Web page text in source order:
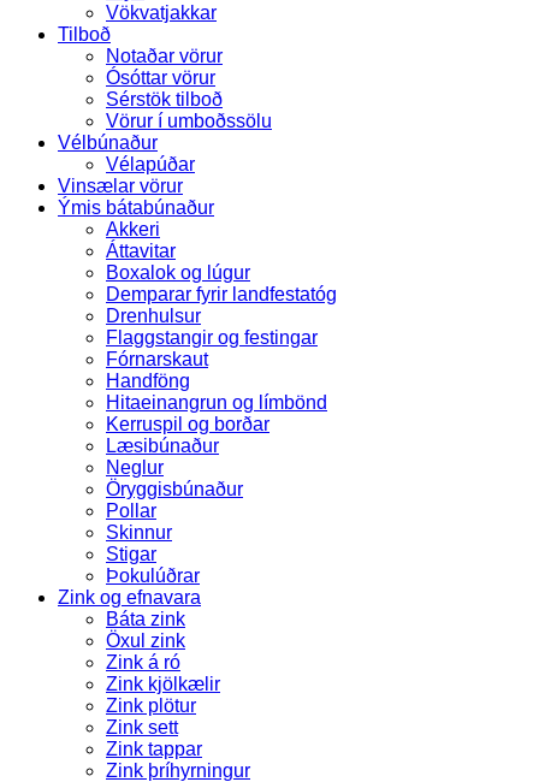
Vökvatjakkar
Tilboð
Notaðar vörur
Ósóttar vörur
Sérstök tilboð
Vörur í umboðssölu
Vélbúnaður
Vélapúðar
Vinsælar vörur
Ýmis bátabúnaður
Akkeri
Áttavitar
Boxalok og lúgur
Demparar fyrir landfestatóg
Drenhulsur
Flaggstangir og festingar
Fórnarskaut
Handföng
Hitaeinangrun og límbönd
Kerruspil og borðar
Læsibúnaður
Neglur
Öryggisbúnaður
Pollar
Skinnur
Stigar
Þokulúðrar
Zink og efnavara
Báta zink
Öxul zink
Zink á ró
Zink kjölkælir
Zink plötur
Zink sett
Zink tappar
Zink þríhyrningur